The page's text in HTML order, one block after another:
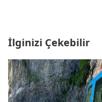
İlginizi Çekebilir